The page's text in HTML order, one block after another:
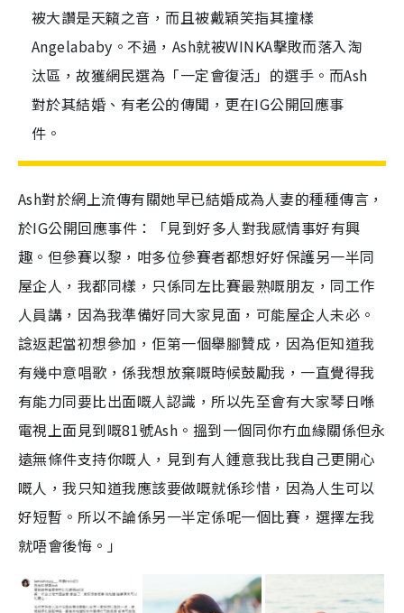
被大讚是天籟之音，而且被戴穎笑指其撞樣
Angelababy。不過，Ash就被WINKA擊敗而落入淘
汰區，故獲網民選為「一定會復活」的選手。而Ash
對於其結婚、有老公的傳聞，更在IG公開回應事
件。
Ash對於網上流傳有關她早已結婚成為人妻的種種傳言，
於IG公開回應事件：「見到好多人對我感情事好有興
趣。但參賽以黎，咁多位參賽者都想好好保護另一半同
屋企人，我都同樣，只係同左比賽最熟嘅朋友，同工作
人員講，因為我準備好同大家見面，可能屋企人未必。
諗返起當初想參加，佢第一個舉腳贊成，因為佢知道我
有幾中意唱歌，係我想放棄嘅時候鼓勵我，一直覺得我
有能力同要比出面嘅人認識，所以先至會有大家琴日喺
電視上面見到嘅81號Ash。搵到一個同你冇血緣關係但永
遠無條件支持你嘅人，見到有人鍾意我比我自己更開心
嘅人，我只知道我應該要做嘅就係珍惜，因為人生可以
好短暫。所以不論係另一半定係呢一個比賽，選擇左我
就唔會後悔。」